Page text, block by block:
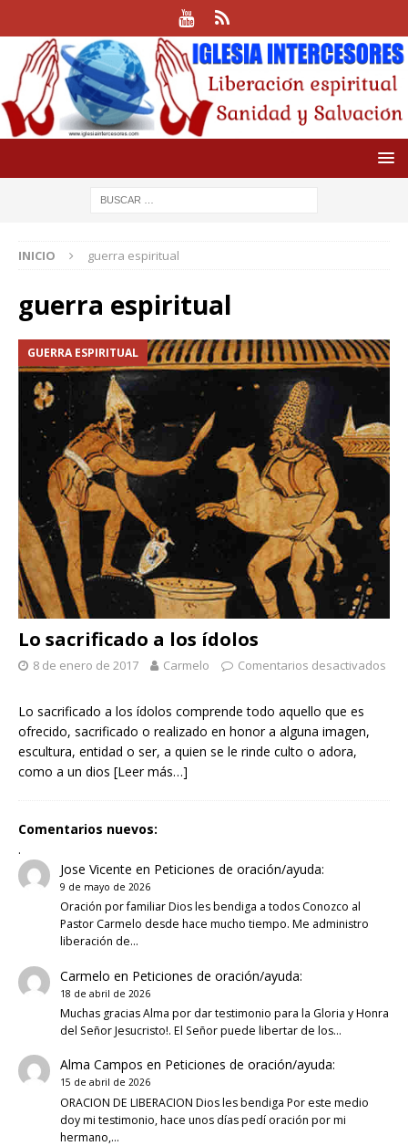
INICIO guerra espiritual
guerra espiritual
GUERRA ESPIRITUAL
Lo sacrificado a los ídolos
8 de enero de 2017 Carmelo Comentarios desactivados
Lo sacrificado a los ídolos comprende todo aquello que es
ofrecido, sacrificado o realizado en honor a alguna imagen,
escultura, entidad o ser, a quien se le rinde culto o adora,
como a un dios [Leer más…]
Comentarios nuevos:
.
Jose Vicente en Peticiones de oración/ayuda:
9 de mayo de 2026
Oración por familiar Dios les bendiga a todos Conozco al
Pastor Carmelo desde hace mucho tiempo. Me administro
liberación de…
Carmelo en Peticiones de oración/ayuda:
18 de abril de 2026
Muchas gracias Alma por dar testimonio para la Gloria y Honra
del Señor Jesucristo!. El Señor puede libertar de los…
Alma Campos en Peticiones de oración/ayuda:
15 de abril de 2026
ORACION DE LIBERACION Dios les bendiga Por este medio
doy mi testimonio, hace unos días pedí oración por mi
hermano,…